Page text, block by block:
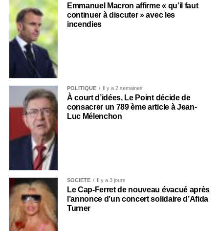
Emmanuel Macron affirme « qu’il faut
continuer à discuter » avec les
incendies
POLITIQUE Il y a 2 semaines
À court d’idées, Le Point décide de
consacrer un 789 ème article à Jean-
Luc Mélenchon
SOCIÉTÉ Il y a 3 jours
Le Cap-Ferret de nouveau évacué après
l’annonce d’un concert solidaire d’Afida
Turner